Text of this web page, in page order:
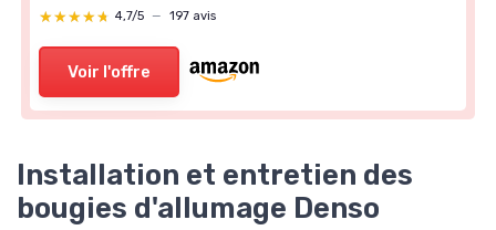
★★★★★
★★★★★ 4,7/5 — 197 avis
Voir l'offre
Installation et entretien des
bougies d'allumage Denso